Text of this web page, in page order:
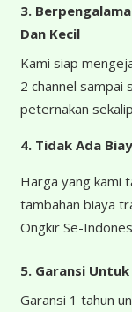
3.
Dan Kecil
Kami siap
2 channel sampai
peternakan
4. Tidak Ada
Harga yang kami
tambahan biaya
Ongkir Se-
5. Garansi
Garansi 1 tahun